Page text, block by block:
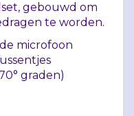
gebouwd om
te worden.
microfoon
graden)